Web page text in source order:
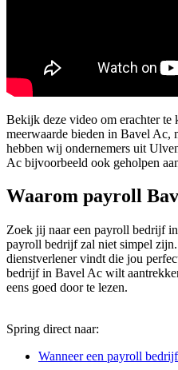
Bekijk deze video om erachter te
meerwaarde bieden in Bavel Ac,
hebben wij ondernemers uit
Ac bijvoorbeeld ook geholpen
Waarom payroll
Zoek jij naar een payroll bedrijf
payroll bedrijf zal niet simpel
dienstverlener vindt die jou
bedrijf in Bavel Ac wilt
eens goed door te lezen.
Spring direct naar:
Wanneer een payroll